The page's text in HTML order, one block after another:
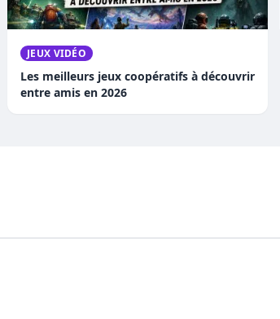
JEUX VIDÉO
Les meilleurs jeux coopératifs à découvrir
entre amis en 2026